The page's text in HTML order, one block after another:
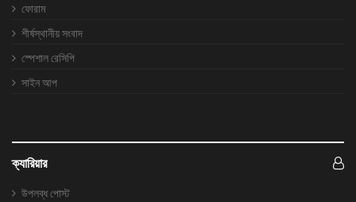
ফোরাম
শীর্ষস্থানীয় সংবাদ
স্পেশাল রেসিপি
সাইন আপ
ক্যারিয়ার
উপলব্ধ পোস্ট